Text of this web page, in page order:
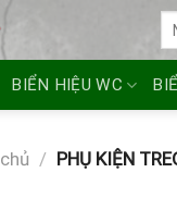
BIỂN HIỆU WC
/ PHỤ KIỆN